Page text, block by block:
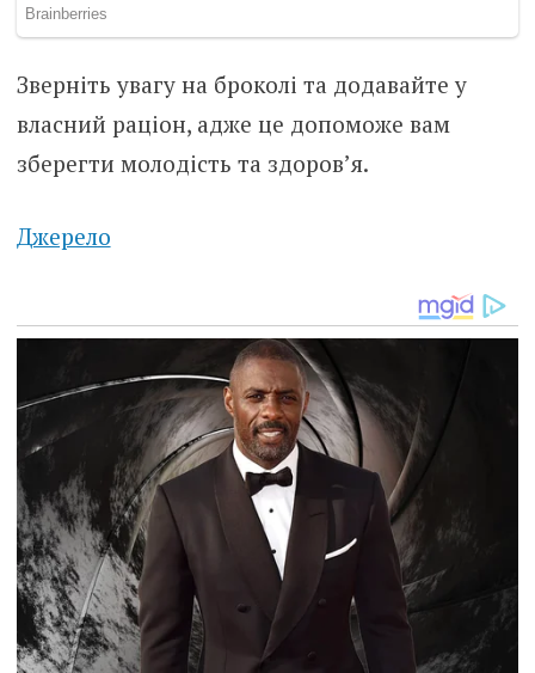
Зверніть увагу на броколі та додавайте у
власний раціон, адже це допоможе вам
зберегти молодість та здоров’я.
Джерело